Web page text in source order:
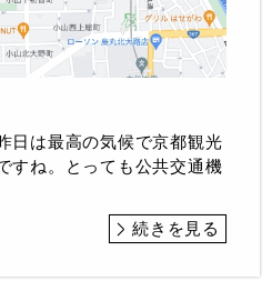
日は最高の気候で京都観光
すね。とっても公共交通機
続きを見る